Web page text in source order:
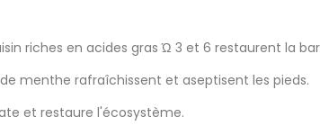
riches en acides gras Ώ 3 et 6 restaurent la
menthe rafraîchissent et aseptisent les pieds.
et restaure l'écosystème.